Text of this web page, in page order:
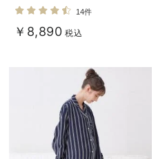
14件
￥8,890 税込